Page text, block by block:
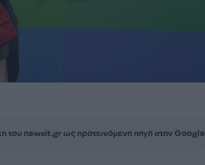
του newsit.gr ως προτεινόμενη πηγή στην Google